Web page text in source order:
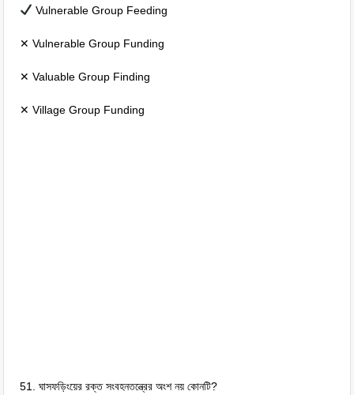
Vulnerable Group Feeding
✕ Vulnerable Group Funding
✕ Valuable Group Finding
✕ Village Group Funding
51. ঘাসফড়িংয়ের রক্ত সংবহনতন্ত্রের অংশ নয় কোনটি?